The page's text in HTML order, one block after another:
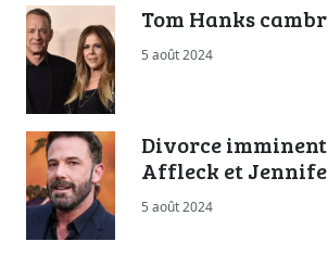
Tom Hanks
5 août 2024
Divorce
Affleck et
5 août 2024